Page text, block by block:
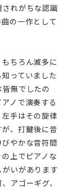
れがちな認識
の一作として
ちろん滅多に
っていました
無でしたの
ノで演奏する
手はその旋律
、打鍵後に音
やかな音符間
上でピアノな
いがあります
アゴーギグ、